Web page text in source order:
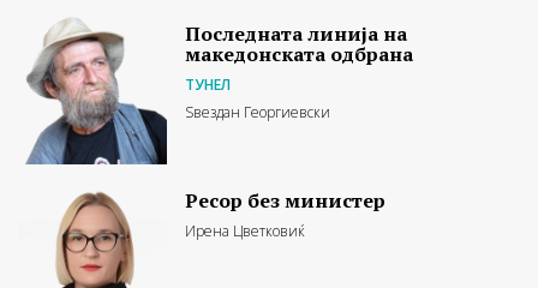
Последната линија на
македонската одбрана
ТУНЕЛ
Ѕвездан Георгиевски
Ресор без министер
Ирена Цветковиќ